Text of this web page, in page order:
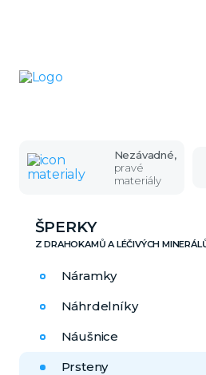
Nezávadné,
pravé
materiály
ŠPERKY
Náramky
Náhrdelníky
Náušnice
Prsteny